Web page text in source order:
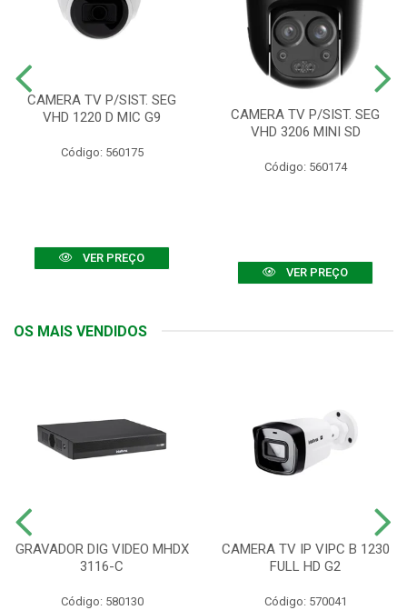
CAMERA TV P/SIST. SEG
VHD 1220 D MIC G9
Código: 560175
VER PREÇO
CAMERA TV P/SIST. SEG
VHD 3206 MINI SD
Código: 560174
VER PREÇO
OS MAIS VENDIDOS
GRAVADOR DIG VIDEO MHDX
3116-C
Código: 580130
CAMERA TV IP VIPC B 1230
FULL HD G2
Código: 570041